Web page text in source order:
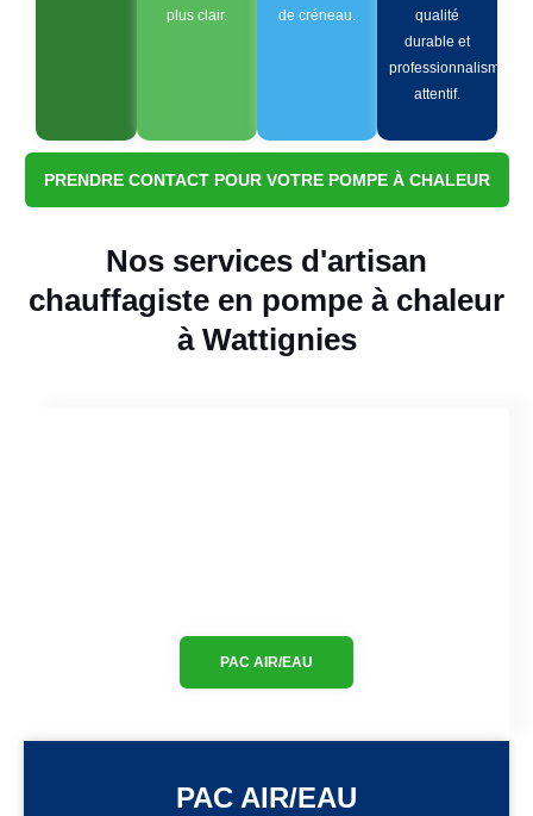
plus clair.
de créneau.
qualité
durable et
professionnalisme
attentif.
PRENDRE CONTACT POUR VOTRE POMPE À CHALEUR
Nos services d'artisan
chauffagiste en pompe à chaleur
à Wattignies
PAC AIR/EAU
PAC AIR/EAU